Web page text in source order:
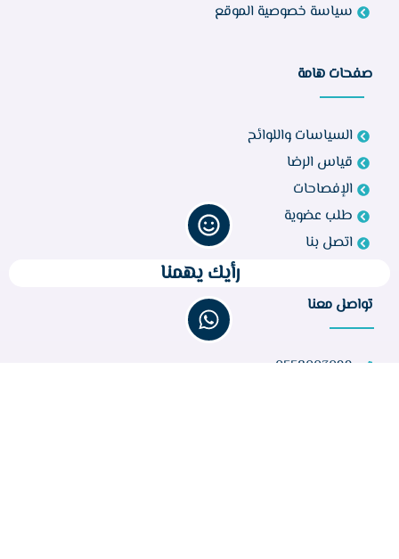
سياسة خصوصية الموقع
صفحات هامة
السياسات واللوائح
قياس الرضا
الإفصاحات
طلب عضوية
اتصل بنا
تواصل معنا
0558003099
رأيك يهمنا